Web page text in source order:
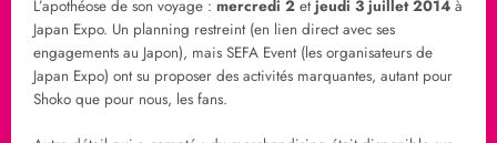
L’apothéose de son voyage : mercredi 2 etjeudi 3 juillet 2014 à
Japan Expo. Un planning restreint (en lien direct avec ses
engagements au Japon), mais SEFA Event (les organisateurs de
Japan Expo) ont su proposer des activités marquantes, autant pour
Shoko que pour nous, les fans.